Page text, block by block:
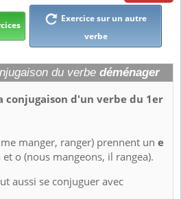
Exercice sur un autre
verbe
du verbe déménager
conjugaison d'un verbe du 1er
manger, ranger) prennent un e
o (nous mangeons, il rangea).
aussi se conjuguer avec